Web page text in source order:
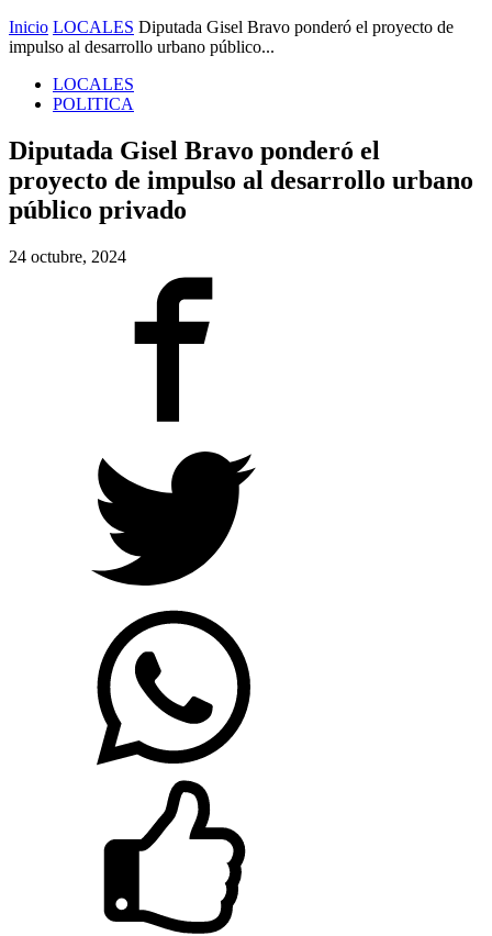
Inicio LOCALES Diputada Gisel Bravo ponderó el proyecto de
impulso al desarrollo urbano público...
LOCALES
POLITICA
Diputada Gisel Bravo ponderó el
proyecto de impulso al desarrollo urbano
público privado
24 octubre, 2024